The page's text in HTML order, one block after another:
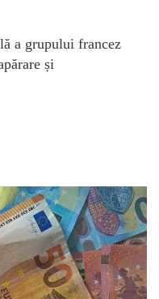
a grupului francez
și